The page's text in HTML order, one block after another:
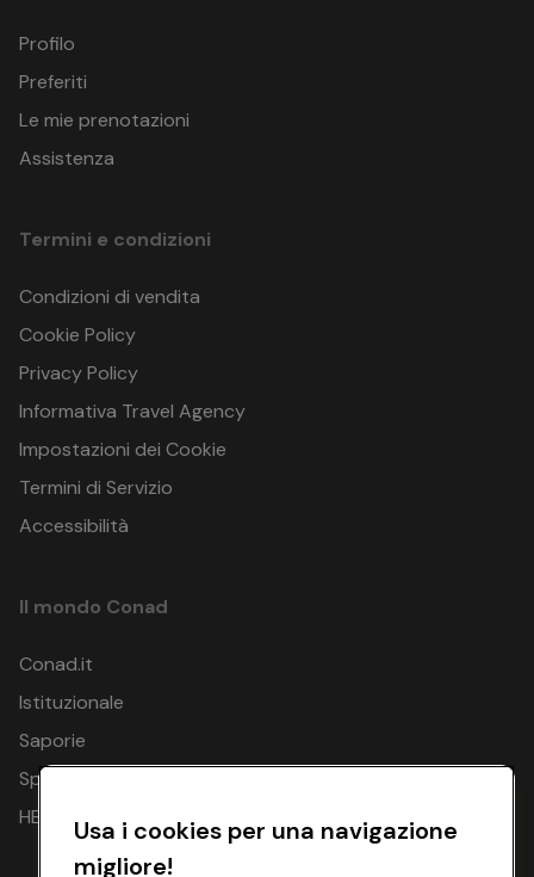
Profilo
Preferiti
Le mie prenotazioni
Assistenza
Termini e condizioni
Condizioni di vendita
Cookie Policy
Privacy Policy
Informativa Travel Agency
Impostazioni dei Cookie
Termini di Servizio
Accessibilità
Il mondo Conad
Conad.it
Istituzionale
Saporie
Spesa Online
HEYCONADUsa i cookies per una navigazione
migliore!